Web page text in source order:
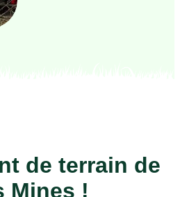
de terrain de
Mines !